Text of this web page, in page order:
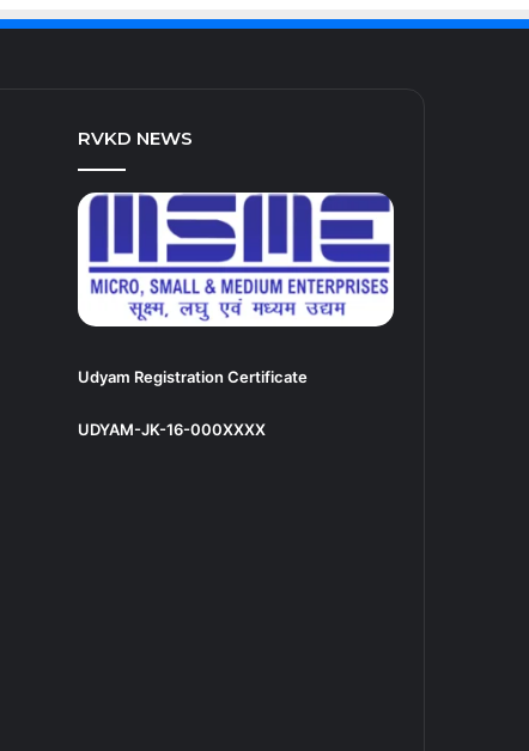
RVKD NEWS
Udyam Registration Certificate
UDYAM-JK-16-000XXXX